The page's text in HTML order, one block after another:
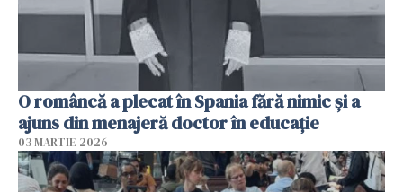
O româncă a plecat în Spania fără nimic și a
ajuns din menajeră doctor în educație
03 MARTIE 2026